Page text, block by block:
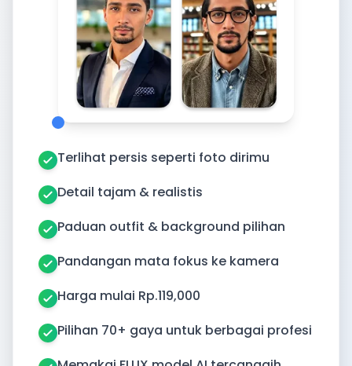
Terlihat persis seperti foto dirimu
Detail tajam & realistis
Paduan outfit & background pilihan
Pandangan mata fokus ke kamera
Harga mulai Rp.119,000
Pilihan 70+ gaya untuk berbagai profesi